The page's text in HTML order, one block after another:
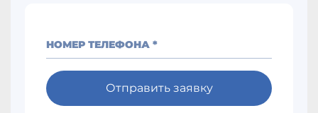
НОМЕР ТЕЛЕФОНА *
Отправить заявку